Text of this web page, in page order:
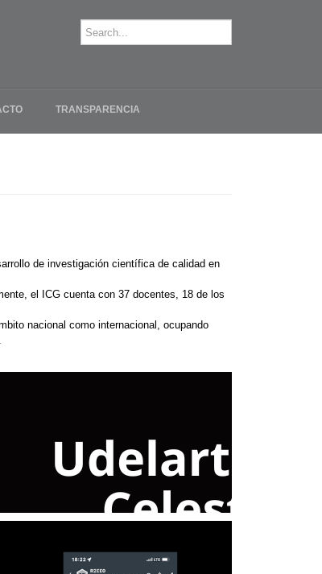
TRANSPARENCIA
de investigación científica de calidad en
el ICG cuenta con 37 docentes, 18 de los
nacional como internacional, ocupando